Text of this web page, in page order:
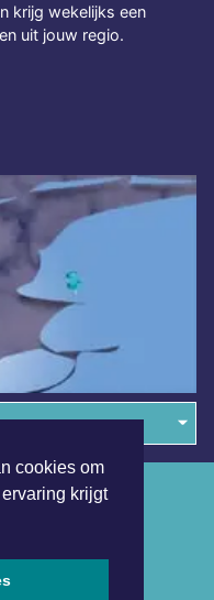
cookies om
krijgt
krijg wekelijks een
uit jouw regio.